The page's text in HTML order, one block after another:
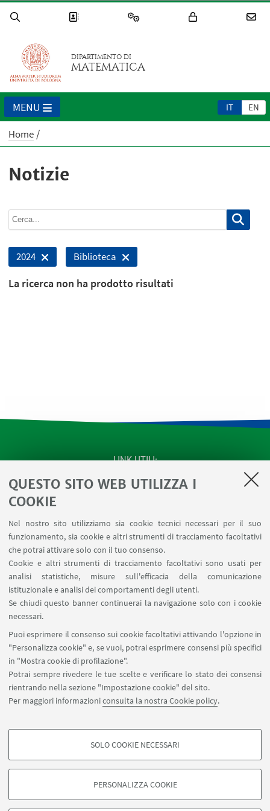
QUESTO SITO WEB UTILIZZA I
COOKIE
Nel nostro sito utilizziamo sia cookie tecnici necessari per il suo
funzionamento, sia cookie e altri strumenti di tracciamento facoltativi
che potrai attivare solo con il tuo consenso.
Cookie e altri strumenti di tracciamento facoltativi sono usati per
analisi statistiche, misure sull'efficacia della comunicazione
istituzionale e analisi dei comportamenti degli utenti.
Se chiudi questo banner continuerai la navigazione solo con i cookie
necessari.
Puoi esprimere il consenso sui cookie facoltativi attivando l'opzione in
"Personalizza cookie" e, se vuoi, potrai esprimere consensi più specifici
in "Mostra cookie di profilazione".
Potrai sempre rivedere le tue scelte e verificare lo stato dei consensi
rientrando nella sezione "Impostazione cookie" del sito.
Per maggiori informazioniconsulta la nostra Cookie policy.
COOKIE DI PROFILAZIONE - FACOLTATIVI
degli utenti, creare profili in base al loro comportamento sul sito, per analisi
di marketing.
SOLO COOKIE NECESSARI
PERSONALIZZA COOKIE
DIPARTIMENTO DI
MATEMATICA
IT EN
MENU
Home
Notizie
2024 Biblioteca
La ricerca non ha prodotto risultati
LINK UTILI
SEMINARI del Dipartimento
MAT info - Informazioni per gli afferenti al Dipartimento
SERVIZI ONLINE interni
Carta dei servizi
SEGUI IL DIPARTIMENTO SU:
SEGUI UNIBO SU:
APP:
©Copyright 2026 - ALMA MATER STUDIORUM - Università di
Bologna - Via Zamboni, 33 - 40126 Bologna - PI: 01131710376 - CF:
80007010376